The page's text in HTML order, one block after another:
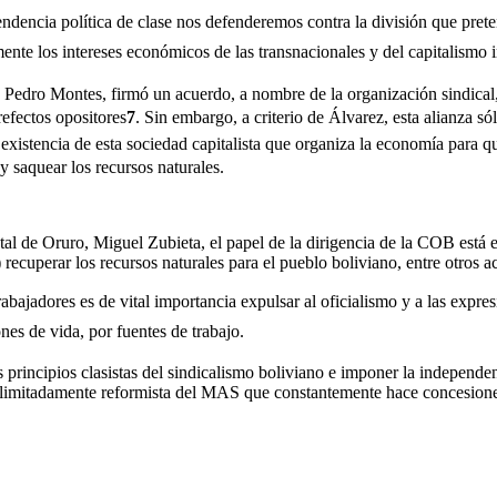
política de clase nos defenderemos contra la división que
los intereses económicos de las transnacionales y del capitalismo
Montes, firmó un acuerdo, a nombre de la organización
opositores7. Sin embargo, a criterio de Álvarez, esta alianza
de esta sociedad capitalista que organiza la economía para
los recursos naturales.
de Oruro, Miguel Zubieta, el papel de la dirigencia de la COB
los recursos naturales para el pueblo boliviano, entre otros
es de vital importancia expulsar al oficialismo y a las
de vida, por fuentes de trabajo.
principios clasistas del sindicalismo boliviano e imponer la
reformista del MAS que constantemente hace